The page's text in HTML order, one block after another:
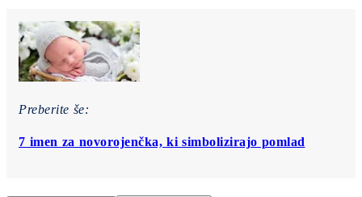
Preberite še:
7 imen za novorojenčka, ki simbolizirajo pomlad